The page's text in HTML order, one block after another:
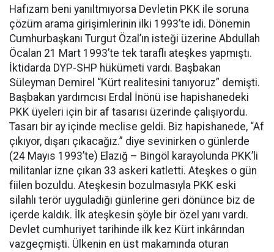
Hafızam beni yanıltmıyorsa Devletin PKK ile soruna
çözüm arama girişimlerinin ilki 1993’te idi. Dönemin
Cumhurbaşkanı Turgut Özal’ın isteği üzerine Abdullah
Öcalan 21 Mart 1993’te tek taraflı ateşkes yapmıştı.
İktidarda DYP-SHP hükümeti vardı. Başbakan
Süleyman Demirel “Kürt realitesini tanıyoruz” demişti.
Başbakan yardımcısı Erdal İnönü ise hapishanedeki
PKK üyeleri için bir af tasarısı üzerinde çalışıyordu.
Tasarı bir ay içinde meclise geldi. Biz hapishanede, “Af
çıkıyor, dışarı çıkacağız.” diye sevinirken o günlerde
(24 Mayıs 1993’te) Elazığ – Bingöl karayolunda PKK’li
militanlar izne çıkan 33 askeri katletti. Ateşkes o gün
fiilen bozuldu. Ateşkesin bozulmasıyla PKK eski
silahlı terör uyguladığı günlerine geri dönünce biz de
içerde kaldık. İlk ateşkesin şöyle bir özel yanı vardı.
Devlet cumhuriyet tarihinde ilk kez Kürt inkârından
vazgeçmişti. Ülkenin en üst makamında oturan